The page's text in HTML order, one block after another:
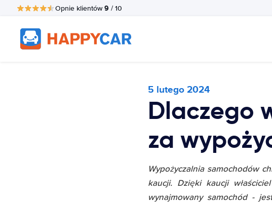
Opnie klientów9 / 10
5 lutego 2024
Dlaczego
za
Wypożyczalnia samochodów
kaucji. Dzięki kaucji
wynajmowany samochód -